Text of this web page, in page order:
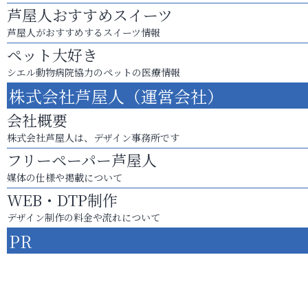
芦屋人おすすめスイーツ
芦屋人がおすすめするスイーツ情報
ペット大好き
シエル動物病院協力のペットの医療情報
株式会社芦屋人（運営会社）
会社概要
株式会社芦屋人は、デザイン事務所です
フリーペーパー芦屋人
媒体の仕様や掲載について
WEB・DTP制作
デザイン制作の料金や流れについて
PR